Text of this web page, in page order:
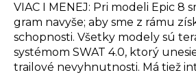
VIAC I MENEJ: Pri modeli Epic 8
gram navyše; aby sme z rámu
schopnosti. Všetky modely sú
systémom SWAT 4.0, ktorý
trailové nevyhnutnosti. Má tiež